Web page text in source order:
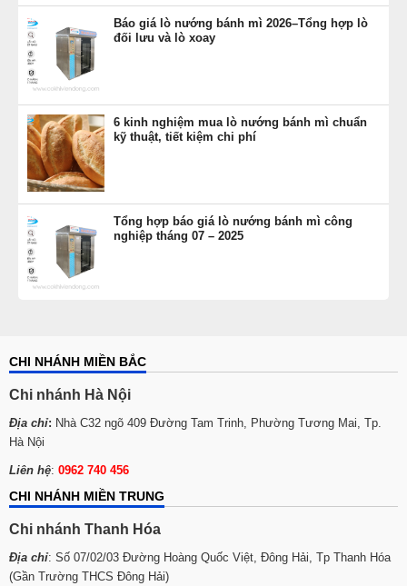
Báo giá lò nướng bánh mì 2026–Tổng hợp lò
đối lưu và lò xoay
6 kinh nghiệm mua lò nướng bánh mì chuẩn
kỹ thuật, tiết kiệm chi phí
Tổng hợp báo giá lò nướng bánh mì công
nghiệp tháng 07 – 2025
CHI NHÁNH MIỀN BẮC
Chi nhánh Hà Nội
Địa chỉ: Nhà C32 ngõ 409 Đường Tam Trinh, Phường Tương Mai, Tp.
Hà Nội
Liên hệ: 0962 740 456
CHI NHÁNH MIỀN TRUNG
Chi nhánh Thanh Hóa
Địa chỉ: Số 07/02/03 Đường Hoàng Quốc Việt, Đông Hải, Tp Thanh Hóa
(Gần Trường THCS Đông Hải)